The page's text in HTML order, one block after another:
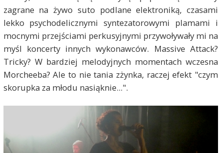
zagrane na żywo suto podlane elektroniką, czasami
lekko psychodelicznymi syntezatorowymi plamami i
mocnymi przejściami perkusyjnymi przywoływały mi na
myśl koncerty innych wykonawców. Massive Attack?
Tricky? W bardziej melodyjnych momentach wczesna
Morcheeba? Ale to nie tania zżynka, raczej efekt "czym
skorupka za młodu nasiąknie...".